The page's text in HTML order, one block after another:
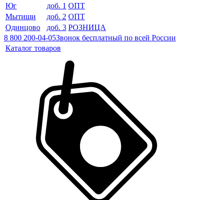
Юг
доб. 1 ОПТ
Мытищи
доб. 2 ОПТ
Одинцово
доб. 3 РОЗНИЦА
8 800 200-04-05Звонок бесплатный по всей России
Каталог товаров